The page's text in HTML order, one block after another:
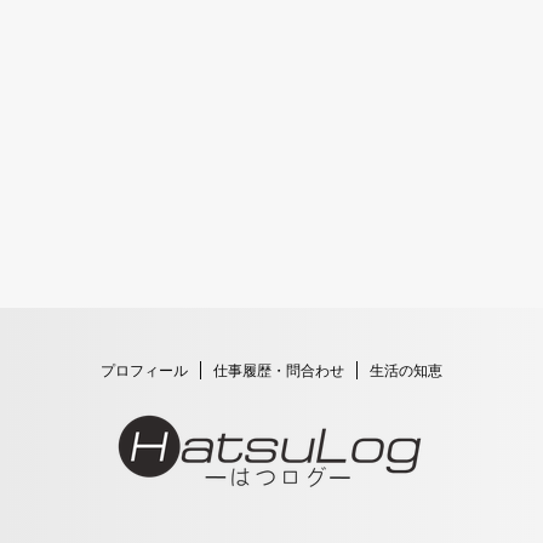
プロフィール 仕事履歴・問合わせ 生活の知恵